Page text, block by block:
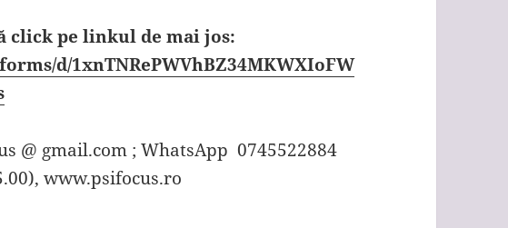
click pe linkul de mai jos:
d/1xnTNRePWVhBZ34MKWXIoFW
@ gmail.com ; WhatsApp 0745522884
www.psifocus.ro